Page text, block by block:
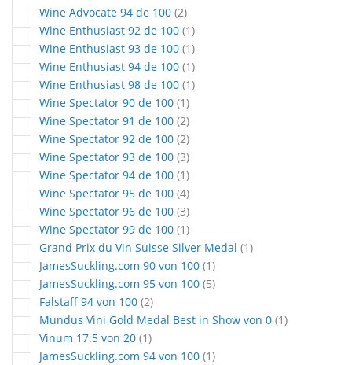
Wine Advocate 94 de 100 2articles
Wine Enthusiast 92 de 100 1article
Wine Enthusiast 93 de 100 1article
Wine Enthusiast 94 de 100 1article
Wine Enthusiast 98 de 100 1article
Wine Spectator 90 de 100 1article
Wine Spectator 91 de 100 2articles
Wine Spectator 92 de 100 2articles
Wine Spectator 93 de 100 3articles
Wine Spectator 94 de 100 1article
Wine Spectator 95 de 100 4articles
Wine Spectator 96 de 100 3articles
Wine Spectator 99 de 100 1article
Grand Prix du Vin Suisse Silver Medal 1article
JamesSuckling.com 90 von 100 1article
JamesSuckling.com 95 von 100 5articles
Falstaff 94 von 100 2articles
Mundus Vini Gold Medal Best in Show von 0 1article
Vinum 17.5 von 20 1article
JamesSuckling.com 94 von 100 1article